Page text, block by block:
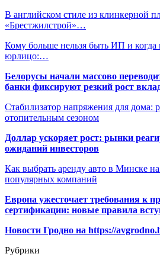
В английском стиле из клинкерной
«Брестжилстрой»…
Кому больше нельзя быть ИП и
юрлицо:…
Белорусы начали массово
банки фиксируют резкий рост
Стабилизатор напряжения для дома:
отопительным сезоном
Доллар ускоряет рост: рынки
ожиданий инвесторов
Как выбрать аренду авто в Минске
популярных компаний
Европа ужесточает требования к
сертификации: новые правила
Новости Гродно на https://
Рубрики